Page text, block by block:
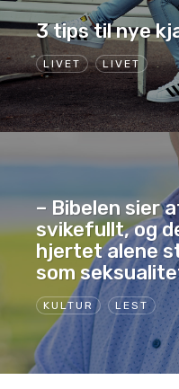
LIVET LIVET
3 tips til nye
KULTUR LEST
– Bibelen sier
svikefullt, og
hjertet alene
som